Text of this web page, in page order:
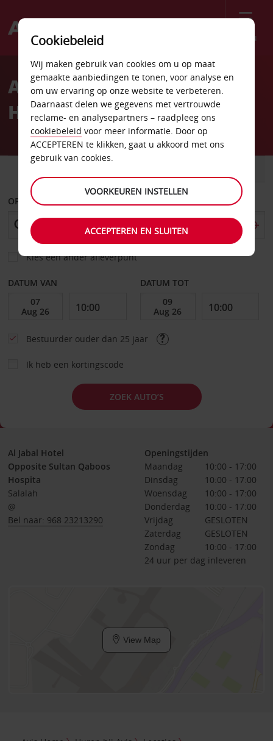
Menu
Welcome
AvisAutoverhuur Salalah
Holiday Inn
OPHALEN OP
Kies een ander afleverpunt
DATUM VAN DATUM TOT
Bestuurder ouder dan 25 jaar
Ik heb een kortingscode
ZOEK AUTO’S
Al Jabal Hotel
Opposite Sultan Qaboos
Hospita
Salalah
@
Bel naar: 968 23213290
Openingstijden
Maandag
10:00 - 17:00
Dinsdag
10:00 - 17:00
Woensdag
10:00 - 17:00
Donderdag
10:00 - 17:00
Vrijdag
GESLOTEN
Zaterdag
GESLOTEN
Zondag
10:00 - 17:00
24 uur per dag inleveren
View Map
Cookiebeleid
Wij maken gebruik van cookies om u op maat
gemaakte aanbiedingen te tonen, voor analyse en
om uw ervaring op onze website te verbeteren.
Daarnaast delen we gegevens met vertrouwde
reclame- en analysepartners – raadpleeg ons
cookiebeleid voor meer informatie. Door op
ACCEPTEREN te klikken, gaat u akkoord met ons
gebruik van cookies.
VOORKEUREN INSTELLEN
ACCEPTEREN EN SLUITEN